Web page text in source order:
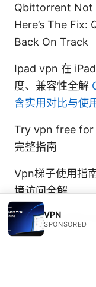
Qbittorrent Not
Here’s The Fix:
Back On Track
Ipad vpn 在
度、兼容性全解
含实用对比与使
Try vpn free for
完整指南
Vpn梯子使用指
境访问全解
Free vpn edge
VPN
SPONSORED